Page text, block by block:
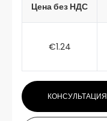
Цена без НДС
€1.24
КОНСУЛЬТАЦИЯ